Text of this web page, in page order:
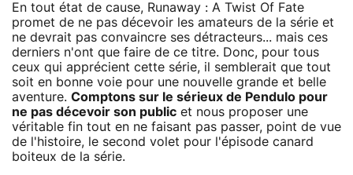
En tout état de cause, Runaway : A Twist Of Fate
promet de ne pas décevoir les amateurs de la série et
ne devrait pas convaincre ses détracteurs... mais ces
derniers n'ont que faire de ce titre. Donc, pour tous
ceux qui apprécient cette série, il semblerait que tout
soit en bonne voie pour une nouvelle grande et belle
aventure. Comptons sur le sérieux de Pendulo pour
ne pas décevoir son public et nous proposer une
véritable fin tout en ne faisant pas passer, point de vue
de l'histoire, le second volet pour l'épisode canard
boiteux de la série.